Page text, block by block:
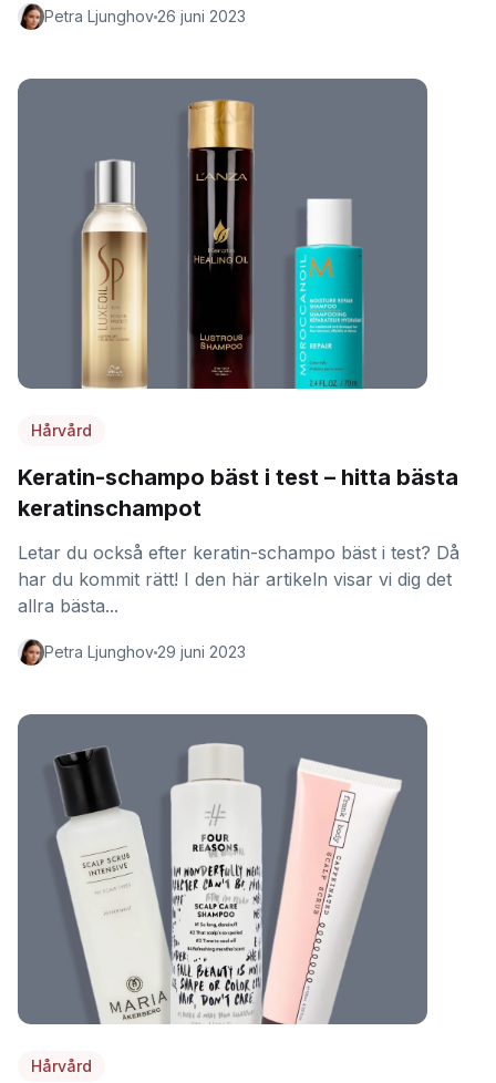
Petra Ljunghov 26 juni 2023
Hårvård
Keratin-schampo bäst i test – hitta bästa
keratinschampot
Letar du också efter keratin-schampo bäst i test? Då
har du kommit rätt! I den här artikeln visar vi dig det
allra bästa...
Petra Ljunghov 29 juni 2023
Hårvård